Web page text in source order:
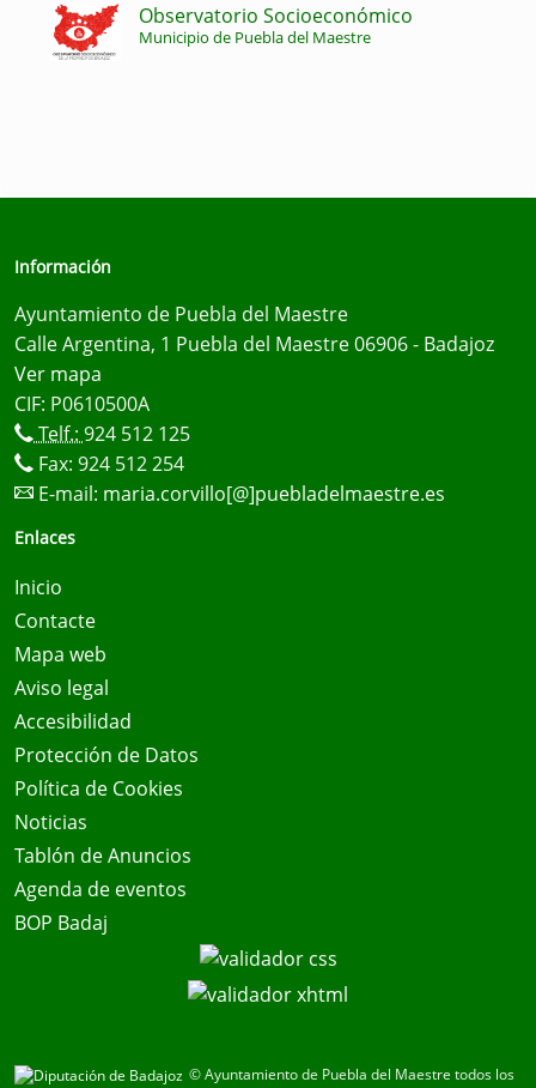
Observatorio Socioeconómico
Municipio de Puebla del Maestre
Información
Ayuntamiento de Puebla del Maestre
Calle Argentina, 1 Puebla del Maestre 06906 - Badajoz
Ver mapa
CIF: P0610500A
Telf.: 924 512 125
Fax: 924 512 254
E-mail: maria.corvillo[@]puebladelmaestre.es
Enlaces
Inicio
Contacte
Mapa web
Aviso legal
Accesibilidad
Protección de Datos
Política de Cookies
Noticias
Tablón de Anuncios
Agenda de eventos
BOP Badaj
© Ayuntamiento de Puebla del Maestre todos los